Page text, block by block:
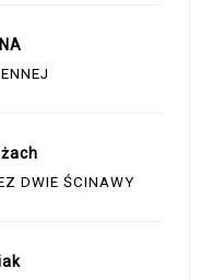
DWIE ŚCINAWY